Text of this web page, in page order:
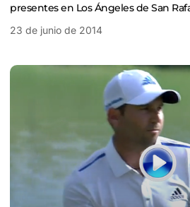
presentes en Los Ángeles de San
23 de junio de 2014